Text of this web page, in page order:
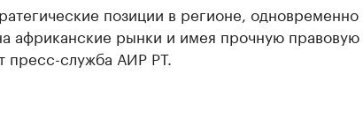
позиции в регионе, одновременно
африканские рынки и имея прочную правовую
пресс-служба АИР РТ.